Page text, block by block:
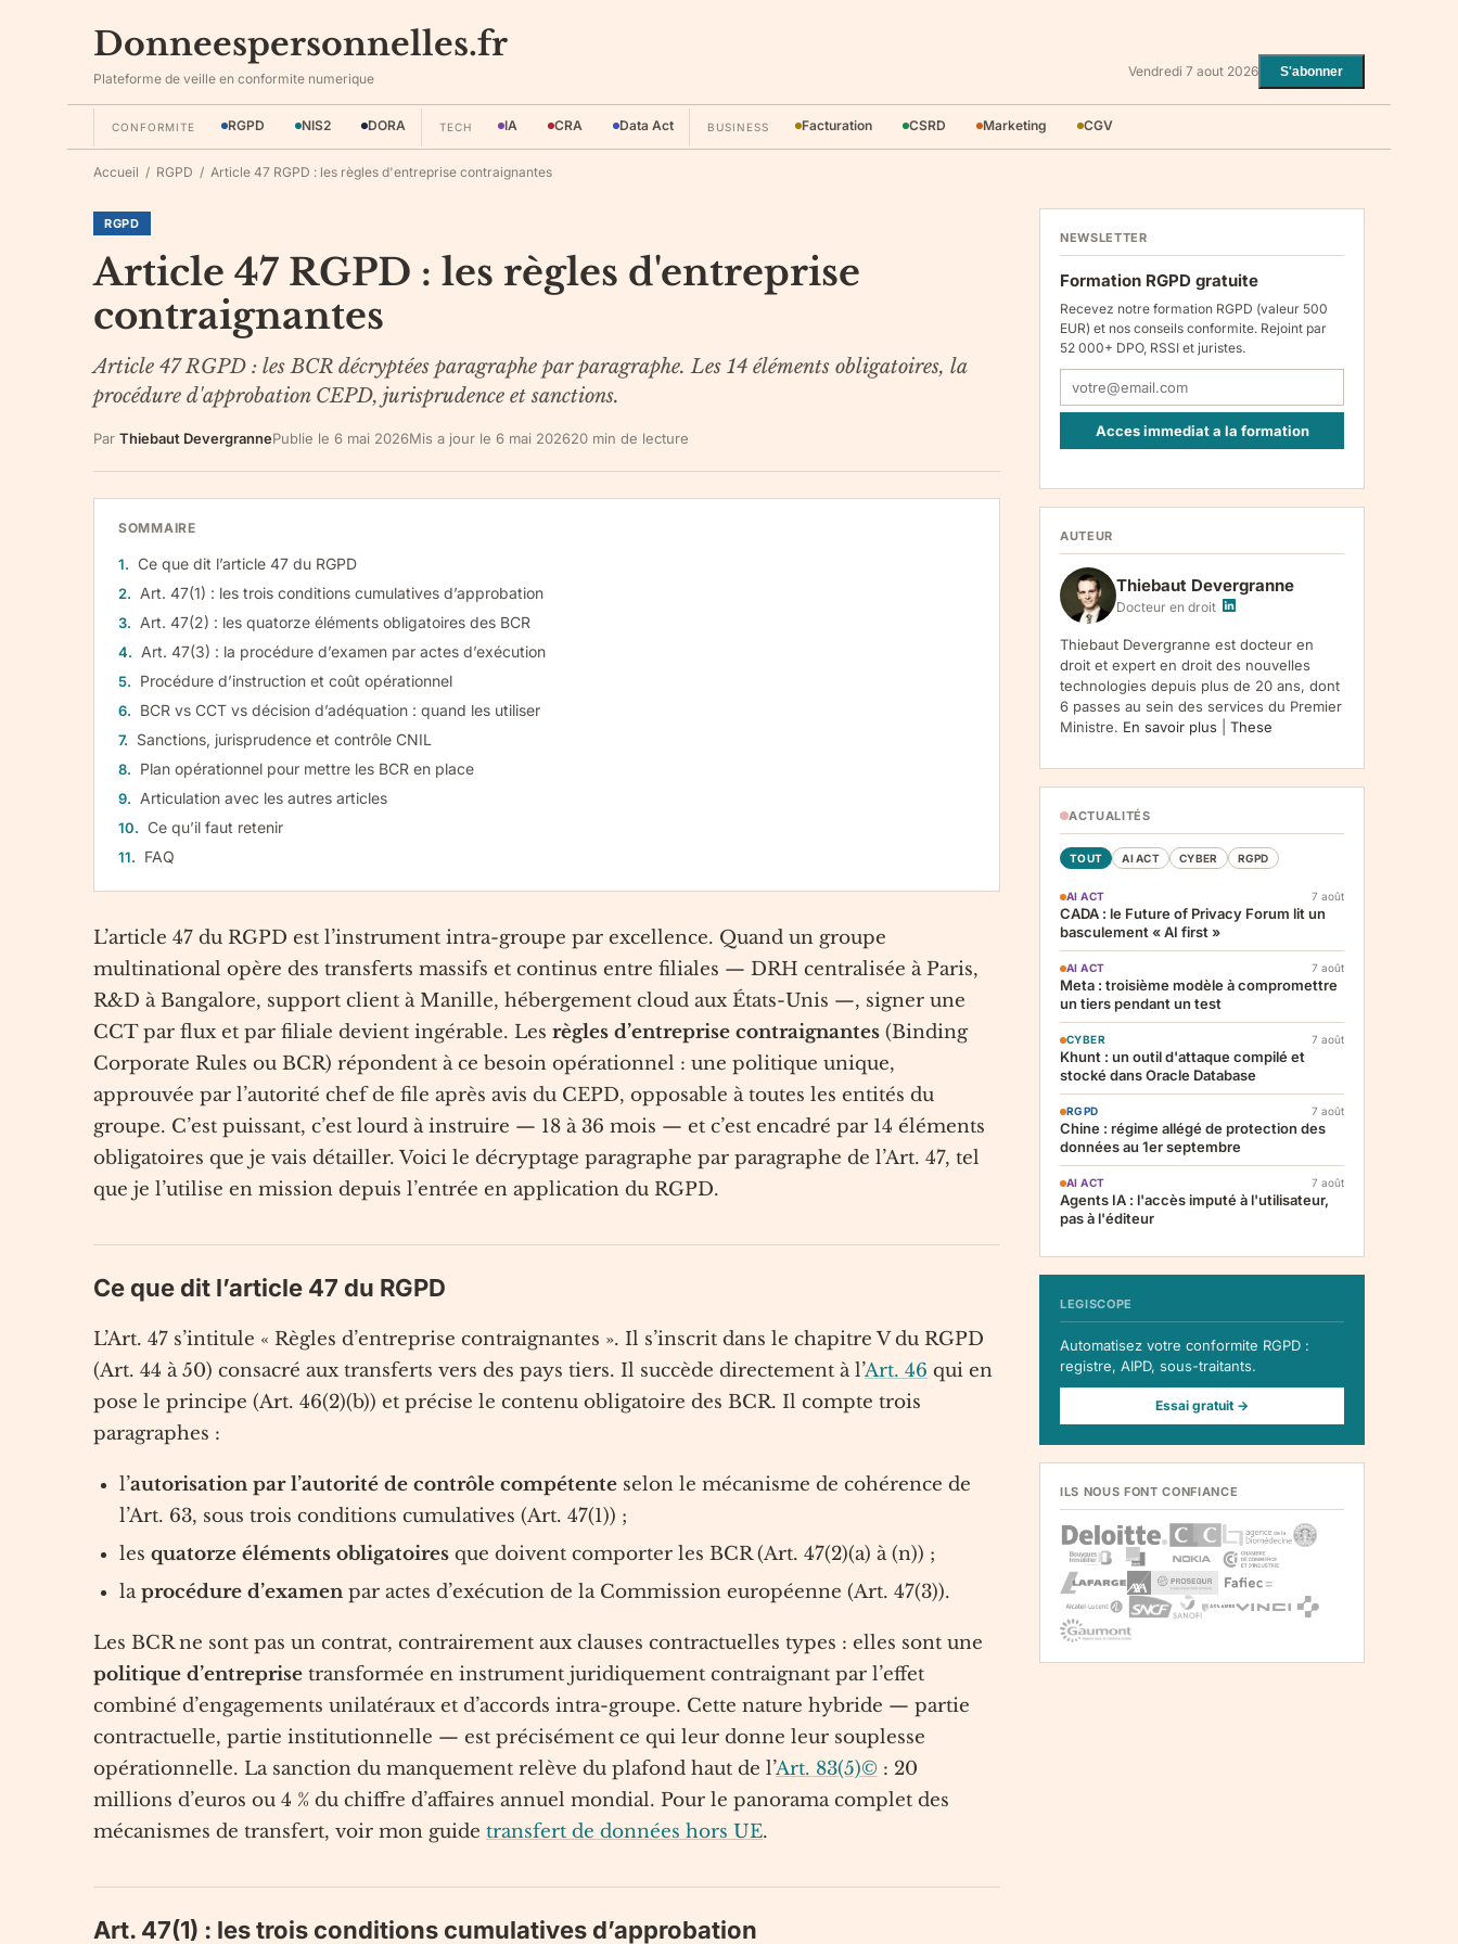
Donneespersonnelles.fr
Plateforme de veille en conformite numerique Vendredi 7 aout 2026 S'abonner
CONFORMITE RGPD NIS2 DORA TECH IA CRA Data Act BUSINESS Facturation CSRD Marketing CGV
Accueil / RGPD / Article 47 RGPD : les règles d'entreprise contraignantes
RGPD
Article 47 RGPD : les règles d'entreprise
contraignantes
Article 47 RGPD : les BCR décryptées paragraphe par paragraphe. Les 14 éléments obligatoires, la
procédure d'approbation CEPD, jurisprudence et sanctions.
Par Thiebaut DevergrannePublie le 6 mai 2026Mis a jour le 6 mai 202620 min de lecture
SOMMAIRE
Ce que dit l’article 47 du RGPD
Art. 47(1) : les trois conditions cumulatives d’approbation
Art. 47(2) : les quatorze éléments obligatoires des BCR
Art. 47(3) : la procédure d’examen par actes d’exécution
Procédure d’instruction et coût opérationnel
BCR vs CCT vs décision d’adéquation : quand les utiliser
Sanctions, jurisprudence et contrôle CNIL
Plan opérationnel pour mettre les BCR en place
Articulation avec les autres articles
Ce qu’il faut retenir
FAQ
L’article 47 du RGPD est l’instrument intra-groupe par excellence. Quand un groupe
multinational opère des transferts massifs et continus entre filiales — DRH centralisée à Paris,
R&D à Bangalore, support client à Manille, hébergement cloud aux États-Unis —, signer une
CCT par flux et par filiale devient ingérable. Les règles d’entreprise contraignantes (Binding
Corporate Rules ou BCR) répondent à ce besoin opérationnel : une politique unique,
approuvée par l’autorité chef de file après avis du CEPD, opposable à toutes les entités du
groupe. C’est puissant, c’est lourd à instruire — 18 à 36 mois — et c’est encadré par 14 éléments
obligatoires que je vais détailler. Voici le décryptage paragraphe par paragraphe de l’Art. 47, tel
que je l’utilise en mission depuis l’entrée en application du RGPD.
Ce que dit l’article 47 du RGPD
L’Art. 47 s’intitule « Règles d’entreprise contraignantes ». Il s’inscrit dans le chapitre V du RGPD
(Art. 44 à 50) consacré aux transferts vers des pays tiers. Il succède directement à l’Art. 46 qui en
pose le principe (Art. 46(2)(b)) et précise le contenu obligatoire des BCR. Il compte trois
paragraphes :
l’autorisation par l’autorité de contrôle compétente selon le mécanisme de cohérence de
l’Art. 63, sous trois conditions cumulatives (Art. 47(1)) ;
les quatorze éléments obligatoires que doivent comporter les BCR (Art. 47(2)(a) à (n)) ;
laprocédure d’examen par actes d’exécution de la Commission européenne (Art. 47(3)).
Les BCR ne sont pas un contrat, contrairement aux clauses contractuelles types : elles sont une
politique d’entreprise transformée en instrument juridiquement contraignant par l’effet
combiné d’engagements unilatéraux et d’accords intra-groupe. Cette nature hybride — partie
contractuelle, partie institutionnelle — est précisément ce qui leur donne leur souplesse
opérationnelle. La sanction du manquement relève du plafond haut de l’Art. 83(5)© : 20
millions d’euros ou 4 % du chiffre d’affaires annuel mondial. Pour le panorama complet des
mécanismes de transfert, voir mon guide transfert de données hors UE.
Art. 47(1) : les trois conditions cumulatives d’approbation
NEWSLETTER
Formation RGPD gratuite
Recevez notre formation RGPD (valeur 500
EUR) et nos conseils conformite. Rejoint par
52 000+ DPO, RSSI et juristes.
Acces immediat a la formation
1107, Vilnius, LT-05120, Lituanie. Finalite :
inscription a la newsletter et reception de nos
(art. 6.1.a RGPD). Destinataires : le
responsable du traitement, AWS
(hebergement), Amazon SES (envoi des
emails). Conservation : jusqu'a desinscription.
Droits : acces, rectification, effacement,
limitation, opposition, portabilite -- exercez
vos droits via notre . Reclamation :.
AUTEUR
Thiebaut Devergranne
Docteur en droit
Thiebaut Devergranne est docteur en
droit et expert en droit des nouvelles
technologies depuis plus de 20 ans, dont
6 passes au sein des services du Premier
Ministre. En savoir plus These
ACTUALITÉS
TOUT AI ACT CYBER RGPD
AI ACT 7 août
CADA : le Future of Privacy Forum lit un
basculement « AI first »
AI ACT 7 août
Meta : troisième modèle à compromettre
un tiers pendant un test
CYBER 7 août
Khunt : un outil d'attaque compilé et
stocké dans Oracle Database
RGPD 7 août
Chine : régime allégé de protection des
données au 1er septembre
AI ACT 7 août
Agents IA : l'accès imputé à l'utilisateur,
pas à l'éditeur
LEGISCOPE
Automatisez votre conformite RGPD :
registre, AIPD, sous-traitants.
Essai gratuit →
ILS NOUS FONT CONFIANCE